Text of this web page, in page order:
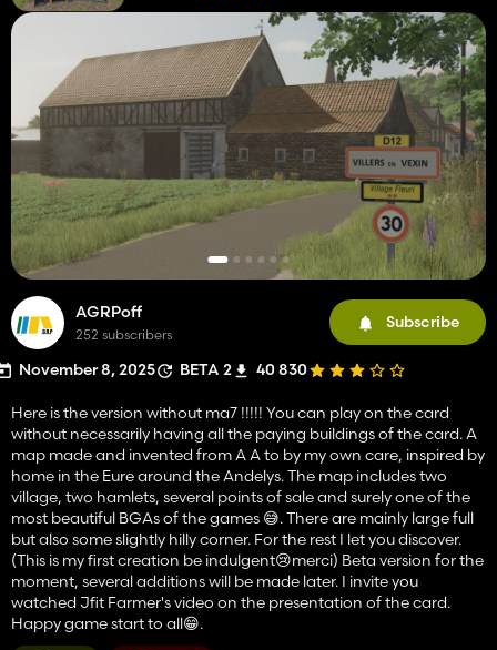
AGRPoff
252 subscribers
Subscribe
November 8, 2025 BETA 2 40 830
Here is the version without ma7 !!!!! You can play on the card
without necessarily having all the paying buildings of the card. A
map made and invented from A A to by my own care, inspired by
home in the Eure around the Andelys. The map includes two
village, two hamlets, several points of sale and surely one of the
most beautiful BGAs of the games 😅. There are mainly large full
but also some slightly hilly corner. For the rest I let you discover.
(This is my first creation be indulgent😢merci) Beta version for the
moment, several additions will be made later. I invite you
watched Jfit Farmer's video on the presentation of the card.
Happy game start to all😁.